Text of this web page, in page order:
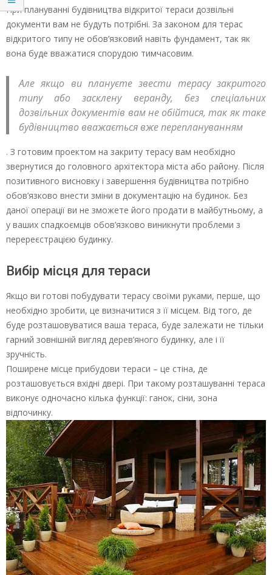
При плануванні будівництва відкритої тераси дозвільні
документи вам не будуть потрібні. За законом для терас
відкритого типу не обов’язковий навіть фундамент, так як
вона буде вважатися спорудою тимчасовим.
Але якщо ви плануєте звести терасу закритого
типу або засклену веранду, без спеціальних
дозвільних документів вам не обійтися, так як таке
будівництво вважається вже переплануванням
. З готовим проектом на закриту терасу вам необхідно
звернутися до головного архітектора міста або району. Після
позитивного висновку і завершення будівництва потрібно
обов’язково внести зміни в документацію на будинок. Без
даної операції ви не зможете його продати в майбутньому, а
у ваших спадкоємців обов’язково виникнути проблеми з
перереєстрацією будинку.
Вибір місця для тераси
Якщо ви готові побудувати терасу своїми руками, перше, що
необхідно зробити, це визначитися з її місцем. Від того, де
буде розташовуватися ваша тераса, буде залежати не тільки
гарний зовнішній вигляд дерев’яного будинку, але і її
зручність.
Поширене місце прибудови тераси – це стіна, де
розташовується вхідні двері. При такому розташуванні тераса
виконує одночасно кілька функції: ганок, сіни, зона
відпочинку.